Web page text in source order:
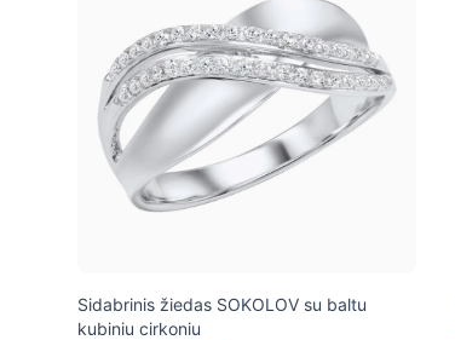
Sidabrinis žiedas SOKOLOV su baltu
kubiniu cirkoniu